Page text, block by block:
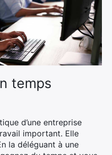
temps
d’une entreprise
important. Elle
la déléguant à une
×